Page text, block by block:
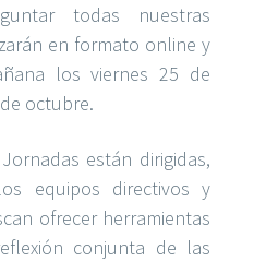
todas nuestras
en formato online y
los viernes 25 de
octubre.
están dirigidas,
equipos directivos y
ofrecer herramientas
conjunta de las